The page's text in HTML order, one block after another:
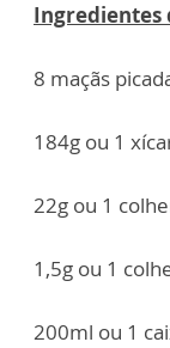
Ingredientes
8 maçãs
184g ou 1
22g ou 1
1,5g ou 1
200ml ou 1